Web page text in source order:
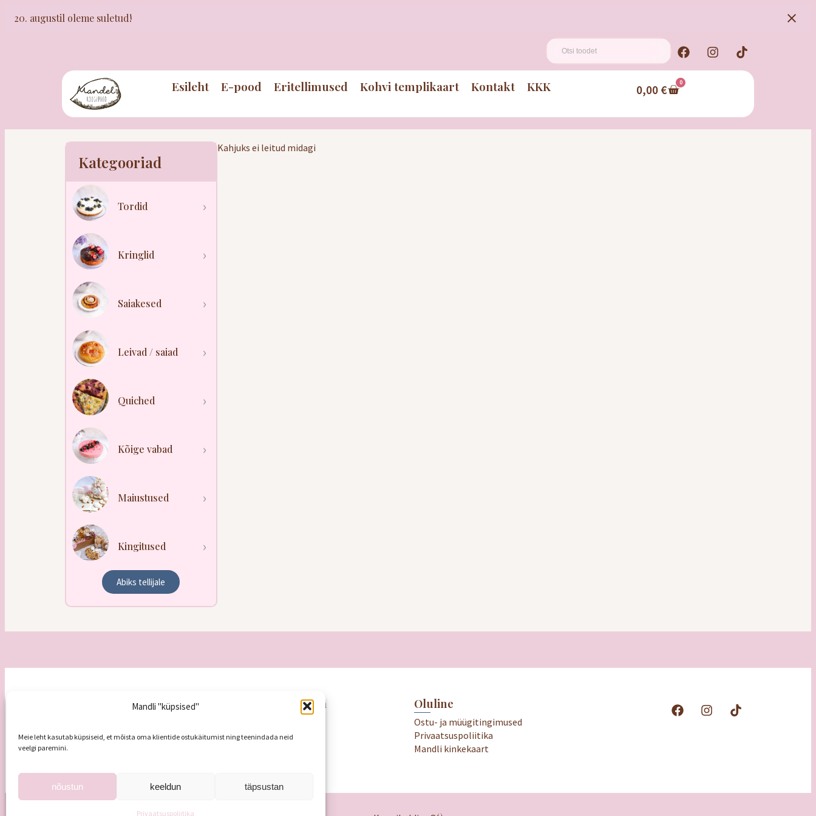
Mandli "küpsised"
Meie leht kasutab küpsiseid, et mõista oma klientide ostukäitumist ning teenindada neid
veelgi paremini.
nõustun keeldun täpsustan
Privaatsuspoliitika
20. augustil oleme suletud!
Esileht E-pood Eritellimused Kohvi templikaart Kontakt KKK 0,00 € 0
Kategooriad
Tordid
Kringlid
Saiakesed
Leivad / saiad
Quiched
Kõige vabad
Maiustused
Kingitused
Abiks tellijale
Kahjuks ei leitud midagi
Koogipood Mandel
info@koogipoodmandel.ee
Tule meile külla
L9.00-18.00
Oluline
Ostu- ja müügitingimused
Privaatsuspoliitika
Mandli kinkekaart